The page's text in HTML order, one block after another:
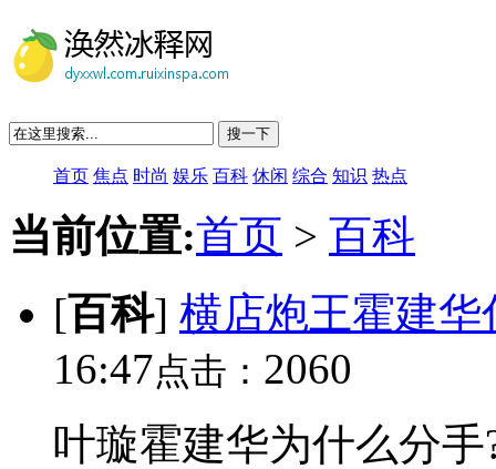
搜一下
首页 焦点 时尚 娱乐 百科 休闲 综合 知识 热点
当前位置:首页 > 百科
[百科] 横店炮王霍建华
16:47点击： 2060
叶璇霍建华为什么分